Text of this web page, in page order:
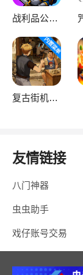
战利品公会：放置
复古街机大亨
友情链接
八门神器
虫虫助手
戏仔账号交易